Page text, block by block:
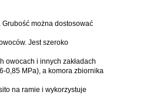
Grubość można dostosować
Jest szeroko
owocach i innych zakładach
0,85 MPa), a komora zbiornika
na ramie i wykorzystuje